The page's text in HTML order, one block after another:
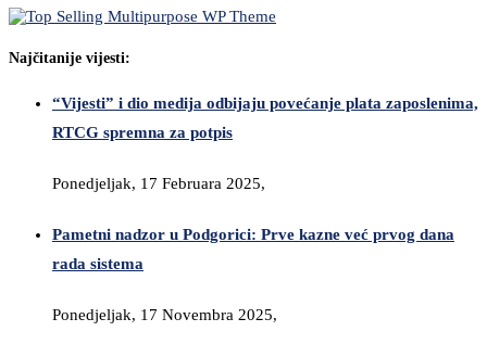
Najčitanije vijesti:
“Vijesti” i dio medija odbijaju povećanje plata zaposlenima,
RTCG spremna za potpis
Ponedjeljak, 17 Februara 2025,
Pametni nadzor u Podgorici: Prve kazne već prvog dana
rada sistema
Ponedjeljak, 17 Novembra 2025,